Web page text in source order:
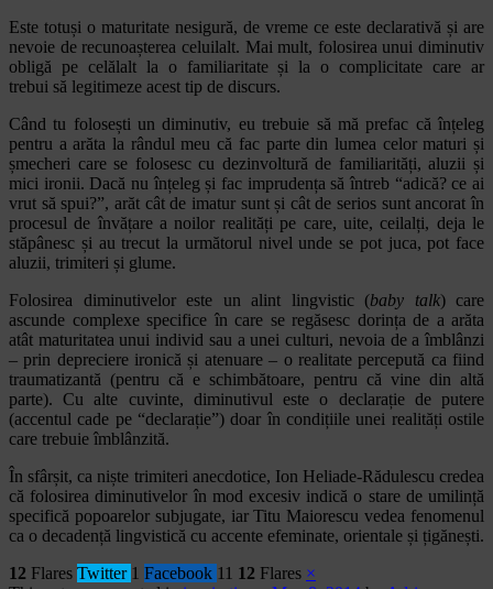
Este totuși o maturitate nesigură, de vreme ce este declarativă și are
nevoie de recunoașterea celuilalt. Mai mult, folosirea unui diminutiv
obligă pe celălalt la o familiaritate și la o complicitate care ar
trebui să legitimeze acest tip de discurs.
Când tu folosești un diminutiv, eu trebuie să mă prefac că înțeleg
pentru a arăta la rândul meu că fac parte din lumea celor maturi și
șmecheri care se folosesc cu dezinvoltură de familiarități, aluzii și
mici ironii. Dacă nu înțeleg și fac imprudența să întreb “adică? ce ai
vrut să spui?”, arăt cât de imatur sunt și cât de serios sunt ancorat în
procesul de învățare a noilor realități pe care, uite, ceilalți, deja le
stăpânesc și au trecut la următorul nivel unde se pot juca, pot face
aluzii, trimiteri și glume.
Folosirea diminutivelor este un alint lingvistic (baby talk) care
ascunde complexe specifice în care se regăsesc dorința de a arăta
atât maturitatea unui individ sau a unei culturi, nevoia de a îmblânzi
– prin depreciere ironică și atenuare – o realitate percepută ca fiind
traumatizantă (pentru că e schimbătoare, pentru că vine din altă
parte). Cu alte cuvinte, diminutivul este o declarație de putere
(accentul cade pe “declarație”) doar în condițiile unei realități ostile
care trebuie îmblânzită.
În sfârșit, ca niște trimiteri anecdotice, Ion Heliade-Rădulescu credea
că folosirea diminutivelor în mod excesiv indică o stare de umilință
specifică popoarelor subjugate, iar Titu Maiorescu vedea fenomenul
ca o decadență lingvistică cu accente efeminate, orientale și țigănești.
12 Flares Twitter 1 Facebook 11 12 Flares ×